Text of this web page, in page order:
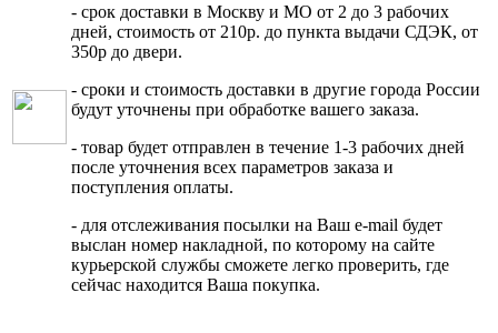
- срок доставки в Москву и МО от 2 до 3 рабочих
дней, стоимость от 210р. до пункта выдачи СДЭК, от
350р до двери.
- сроки и стоимость доставки в другие города России
будут уточнены при обработке вашего заказа.
- товар будет отправлен в течение 1-3 рабочих дней
после уточнения всех параметров заказа и
поступления оплаты.
- для отслеживания посылки на Ваш e-mail будет
выслан номер накладной, по которому на сайте
курьерской службы сможете легко проверить, где
сейчас находится Ваша покупка.